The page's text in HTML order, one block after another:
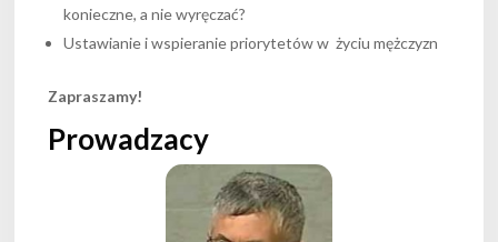
konieczne, a nie wyręczać?
Ustawianie i wspieranie priorytetów w życiu mężczyzn
Zapraszamy!
Prowadzacy